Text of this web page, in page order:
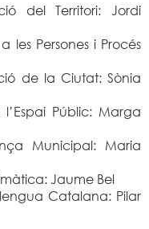
del Territori: Jordi
les Persones i Procés
de la Ciutat: Sònia
Públic: Marga
Municipal: Maria
Jaume Bel
Catalana: Pilar